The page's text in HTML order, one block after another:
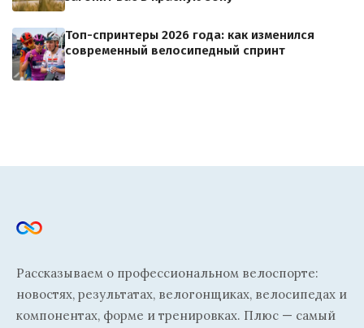
Топ-спринтеры 2026 года: как изменился
современный велосипедный спринт
Рассказываем о профессиональном велоспорте:
новостях, результатах, велогонщиках, велосипедах и
компонентах, форме и тренировках. Плюс — самый